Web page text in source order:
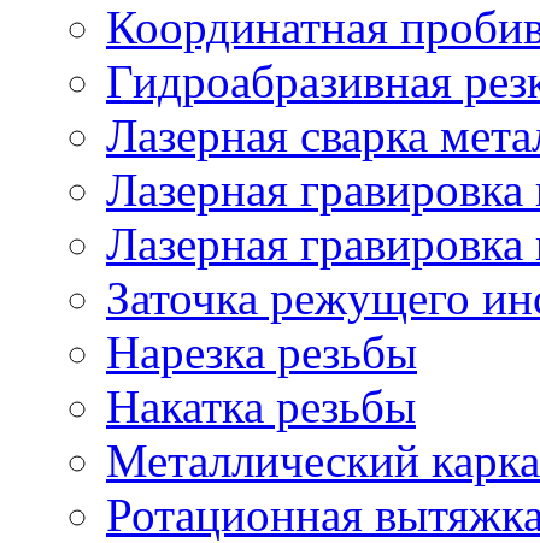
Координатная
Гидроабразивная
Лазерная сварка
Лазерная гравировка
Лазерная
Заточка режущего
Нарезка резьбы
Накатка резьбы
Металлический
Ротационная